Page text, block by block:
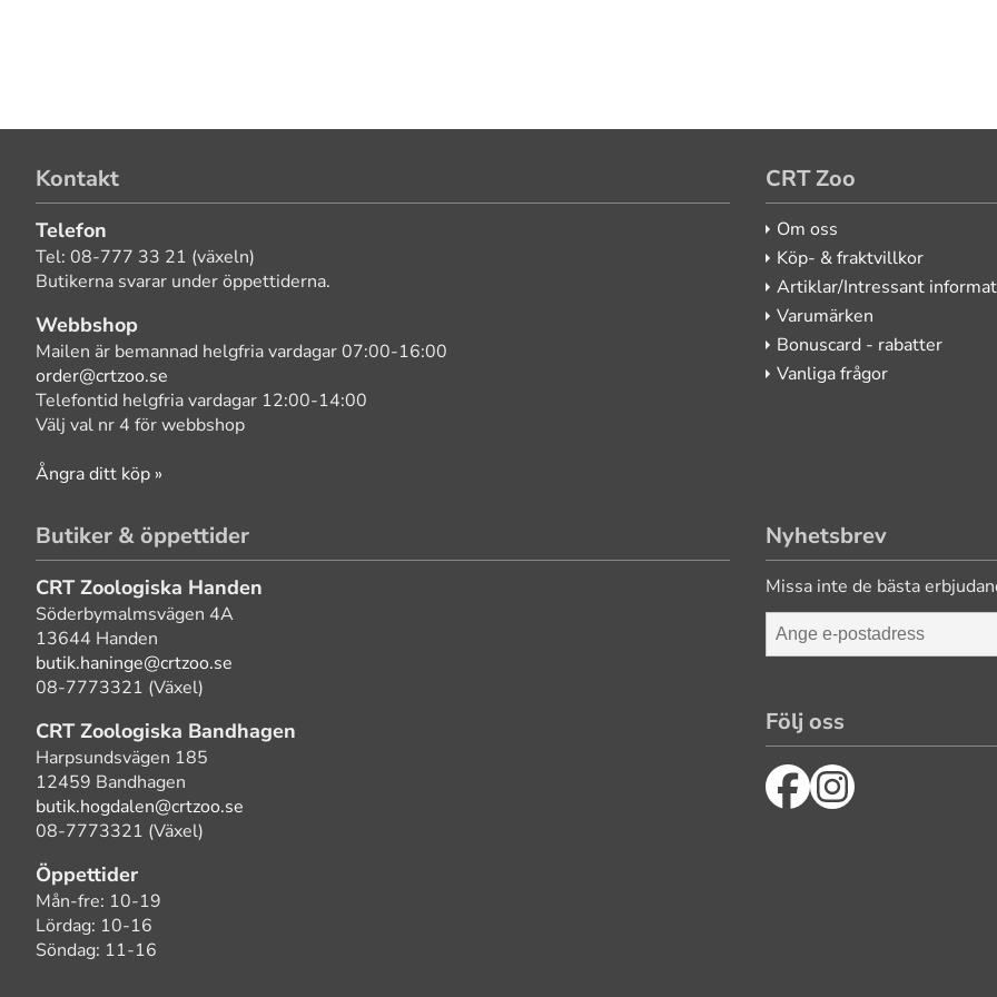
Kontakt
Telefon
Tel: 08-777 33 21 (växeln)
Butikerna svarar under öppettiderna.
Webbshop
Mailen är bemannad helgfria vardagar 07:00-16:00
order@crtzoo.se
Telefontid helgfria vardagar 12:00-14:00
Välj val nr 4 för webbshop
Ångra ditt köp »
CRT Zoo
Om oss
Köp- & fraktvillkor
Artiklar/Intressant
Varumärken
Bonuscard - rabatter
Vanliga frågor
Butiker & öppettider
CRT Zoologiska Handen
Söderbymalmsvägen 4A
13644 Handen
butik.haninge@crtzoo.se
08-7773321 (Växel)
CRT Zoologiska Bandhagen
Harpsundsvägen 185
12459 Bandhagen
butik.hogdalen@crtzoo.se
08-7773321 (Växel)
Öppettider
Mån-fre: 10-19
Lördag: 10-16
Söndag: 11-16
Nyhetsbrev
Missa inte de bästa
Följ oss